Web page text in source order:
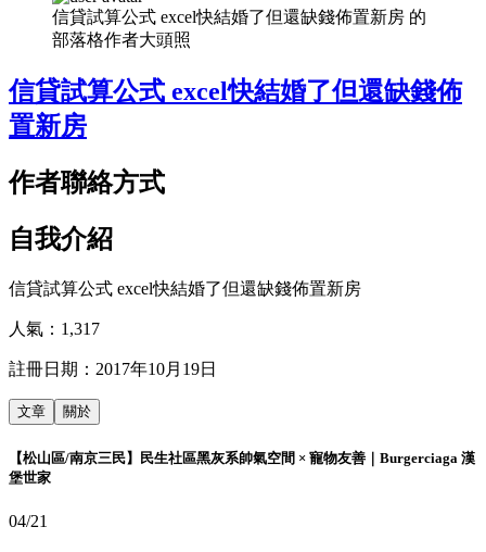
信貸試算公式 excel快結婚了但還缺錢佈置新房 的
部落格作者大頭照
信貸試算公式 excel快結婚了但還缺錢佈
置新房
作者聯絡方式
自我介紹
信貸試算公式 excel快結婚了但還缺錢佈置新房
人氣： 1,317
註冊日期： 2017年10月19日
文章 關於
【松山區/南京三民】民生社區黑灰系帥氣空間 × 寵物友善｜Burgerciaga 漢
堡世家
04/21